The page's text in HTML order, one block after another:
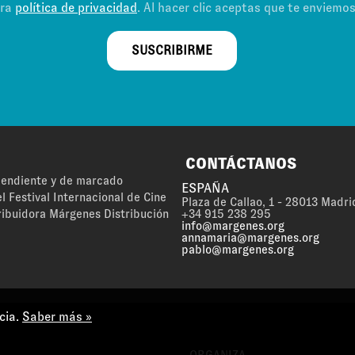
política de privacidad. Al hacer clic aceptas que te
SUSCRIBIRME
y de marcado
Festival Internacional de Cine
Márgenes Distribución
CONTÁCTANOS
ESPAÑA
Plaza de Callao, 1 - 28013
+34 915 238 295
info@margenes.org
annamaria@margenes.org
pablo@margenes.org
Saber más »